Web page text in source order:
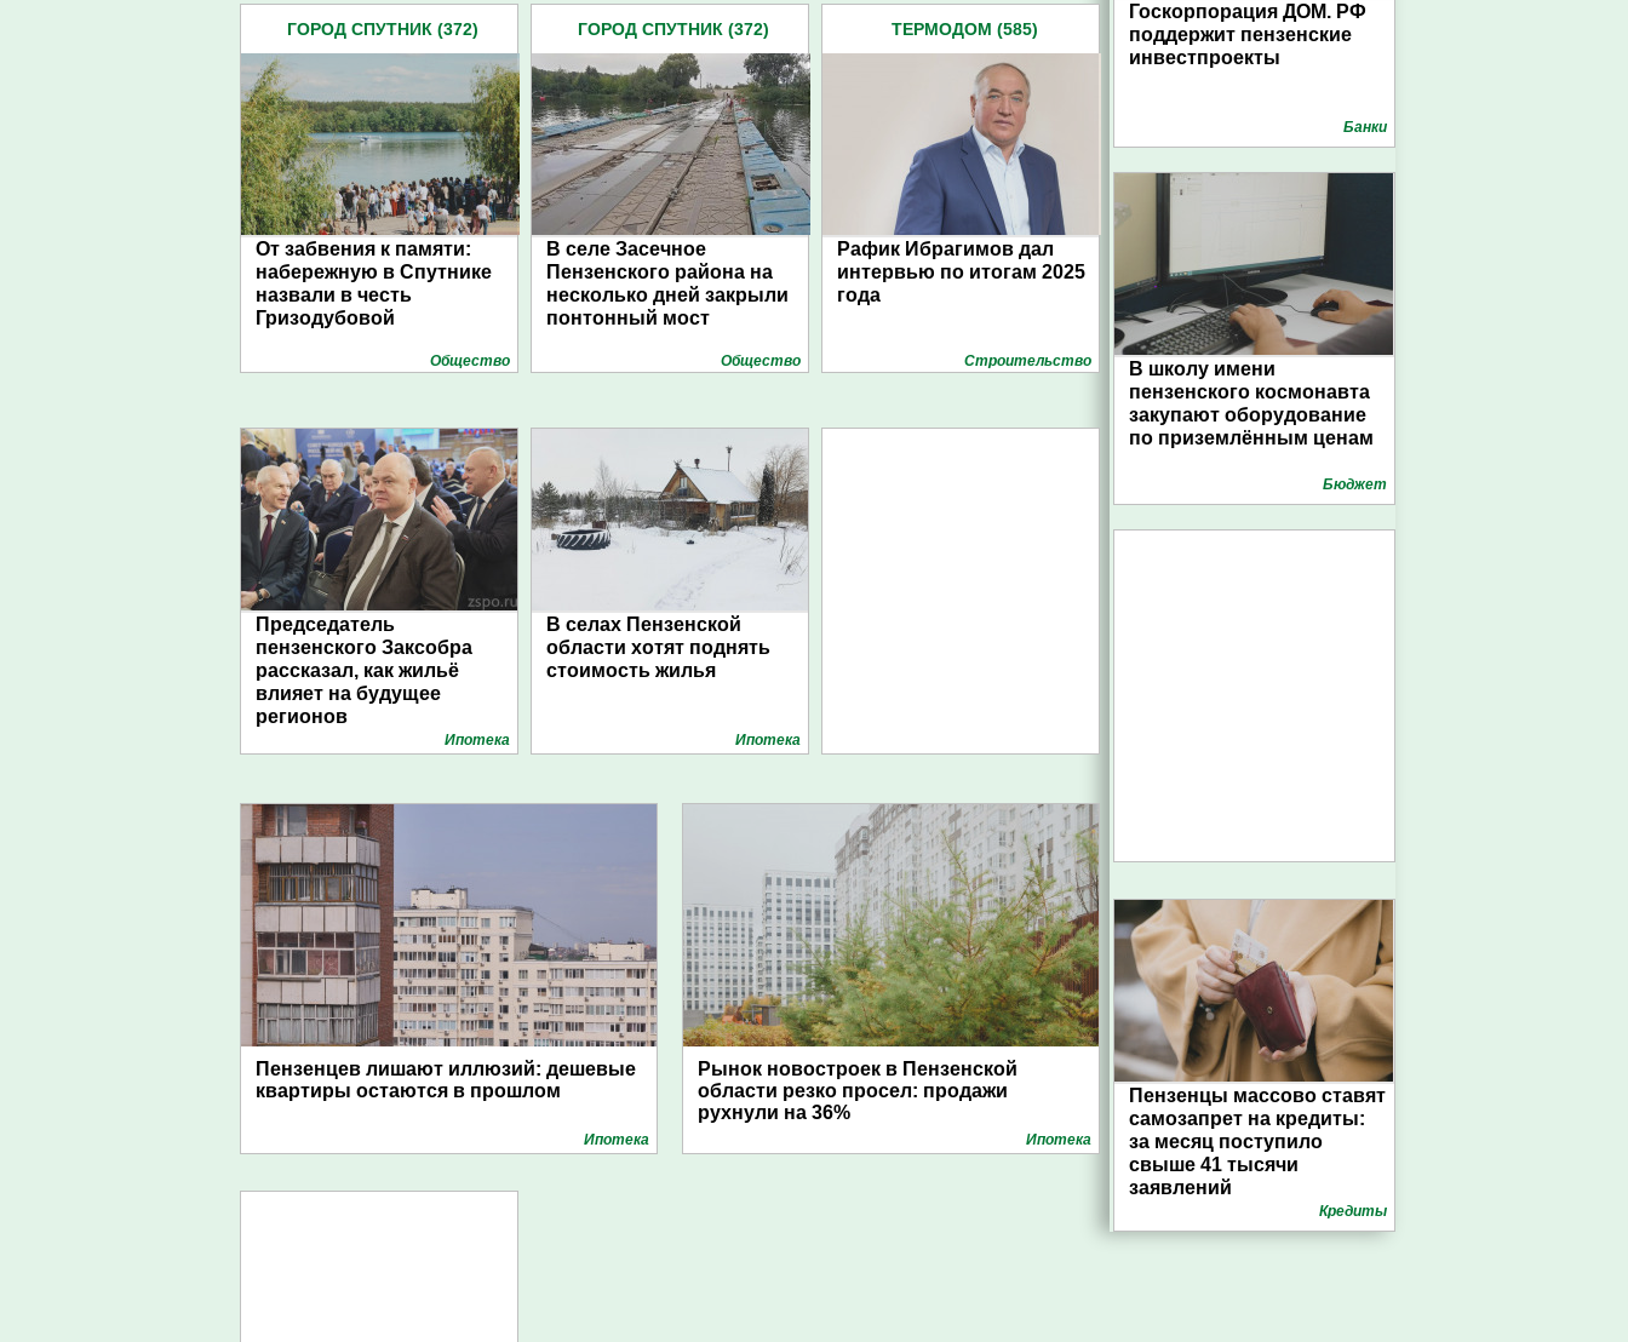
ГОРОД СПУТНИК (372)
От забвения к памяти:
набережную в Спутнике
назвали в честь
Гризодубовой
Общество
ГОРОД СПУТНИК (372)
В селе Засечное
Пензенского района на
несколько дней закрыли
понтонный мост
Общество
ТЕРМОДОМ (585)
Рафик Ибрагимов дал
интервью по итогам 2025
года
Строительство
Председатель
пензенского Заксобра
рассказал, как жильё
влияет на будущее
регионов
Ипотека
В селах Пензенской
области хотят поднять
стоимость жилья
Ипотека
Пензенцев лишают иллюзий: дешевые
квартиры остаются в прошлом
Ипотека
Рынок новостроек в Пензенской
области резко просел: продажи
рухнули на 36%
Ипотека
Госкорпорация ДОМ. РФ
поддержит пензенские
инвестпроекты
Банки
В школу имени
пензенского космонавта
закупают оборудование
по приземлённым ценам
Бюджет
Пензенцы массово ставят
самозапрет на кредиты:
за месяц поступило
свыше 41 тысячи
заявлений
Кредиты